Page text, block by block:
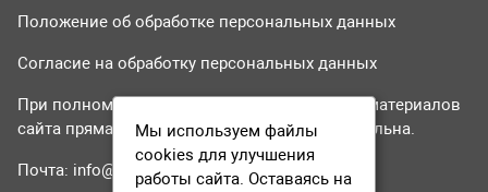
Положение об обработке персональных данных
Согласие на обработку персональных данных
При полном или частичном использовании материалов
сайта прямая гиперссылка на tvr24.tv обязательна.
Почта: info@tvr24.tv
Мы используем файлы
cookies для улучшения
работы сайта. Оставаясь на